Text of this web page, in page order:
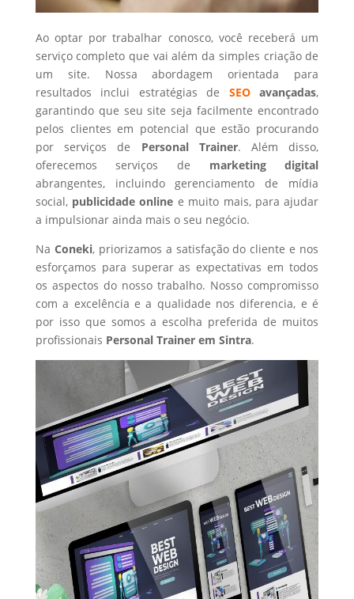
Ao optar por trabalhar conosco, você receberá um
serviço completo que vai além da simples criação de
um site. Nossa abordagem orientada para
resultados inclui estratégias de SEOavançadas,
garantindo que seu site seja facilmente encontrado
pelos clientes em potencial que estão procurando
por serviços de Personal Trainer. Além disso,
oferecemos serviços de marketing digital
abrangentes, incluindo gerenciamento de mídia
social, publicidade online e muito mais, para ajudar
a impulsionar ainda mais o seu negócio.
Na Coneki, priorizamos a satisfação do cliente e nos
esforçamos para superar as expectativas em todos
os aspectos do nosso trabalho. Nosso compromisso
com a excelência e a qualidade nos diferencia, e é
por isso que somos a escolha preferida de muitos
profissionais Personal Trainerem Sintra.